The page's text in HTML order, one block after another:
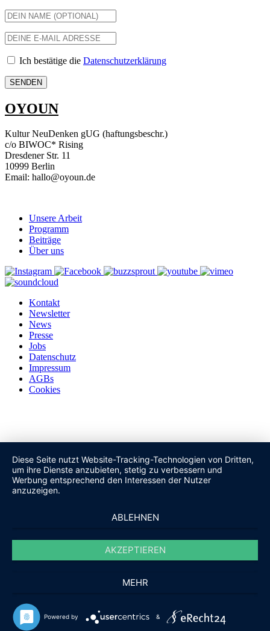
Ich bestätige die Datenschutzerklärung
OYOUN
Kultur NeuDenken gUG (haftungsbeschr.)
c/o BIWOC* Rising
Dresdener Str. 11
10999 Berlin
Email: hallo@oyoun.de
Unsere Arbeit
Programm
Beiträge
Über uns
Kontakt
Newsletter
News
Presse
Jobs
Datenschutz
Impressum
AGBs
Cookies
Diese Seite nutzt Website-Tracking-Technologien von Dritten,
um ihre Dienste anzubieten, stetig zu verbessern und
Werbung entsprechend den Interessen der Nutzer
anzuzeigen.
ABLEHNEN
AKZEPTIEREN
MEHR
Powered by &